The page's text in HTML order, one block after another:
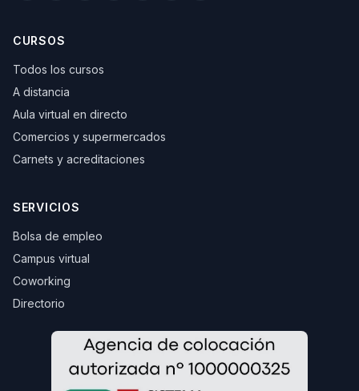
CURSOS
Todos los cursos
A distancia
Aula virtual en directo
Comercios y supermercados
Carnets y acreditaciones
SERVICIOS
Bolsa de empleo
Campus virtual
Coworking
Directorio